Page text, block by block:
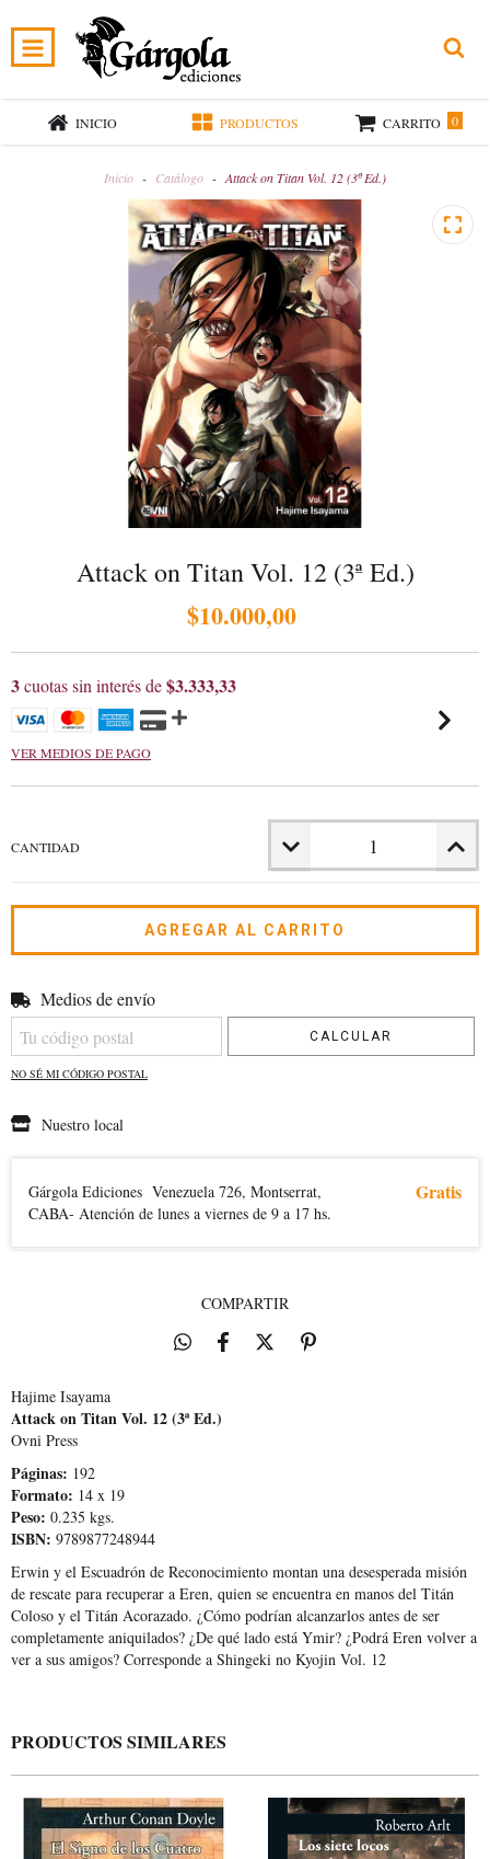
INICIO PRODUCTOS CARRITO 0
Inicio - Catálogo - Attack on Titan Vol. 12 (3ª Ed.)
Attack on Titan Vol. 12 (3ª Ed.)
$10.000,00
3cuotas sin interés de$3.333,33
VER MEDIOS DE PAGO
CANTIDAD
Entregas para el CP:
Medios de envío
CALCULAR
NO SÉ MI CÓDIGO POSTAL
Nuestro local
Gárgola Ediciones Venezuela 726, Montserrat,
CABA- Atención de lunes a viernes de 9 a 17 hs.
Gratis
COMPARTIR
Hajime Isayama
Attack on Titan Vol. 12 (3ª Ed.)
Ovni Press
Páginas: 192
Formato: 14 x 19
Peso: 0.235 kgs.
ISBN: 9789877248944
Erwin y el Escuadrón de Reconocimiento montan una desesperada misión
de rescate para recuperar a Eren, quien se encuentra en manos del Titán
Coloso y el Titán Acorazado. ¿Cómo podrían alcanzarlos antes de ser
completamente aniquilados? ¿De qué lado está Ymir? ¿Podrá Eren volver a
ver a sus amigos? Corresponde a Shingeki no Kyojin Vol. 12
PRODUCTOS SIMILARES